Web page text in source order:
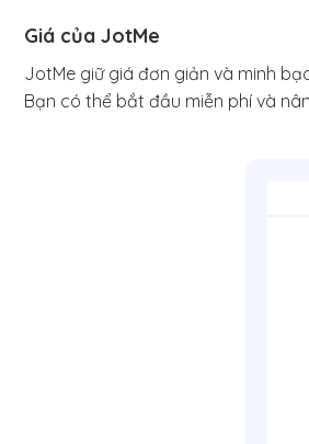
Giá của JotMe
JotMe giữ giá đơn giản và minh
Bạn có thể bắt đầu miễn phí và